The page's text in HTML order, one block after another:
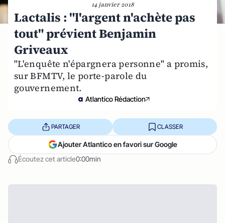
14 janvier 2018
Lactalis : "l'argent n'achète pas
tout" prévient Benjamin
Griveaux
"L'enquête n'épargnera personne" a promis,
sur BFMTV, le porte-parole du
gouvernement.
Atlantico Rédaction
Écoutez cet article0:00min
PARTAGER CLASSER
Ajouter Atlantico en favori sur Google